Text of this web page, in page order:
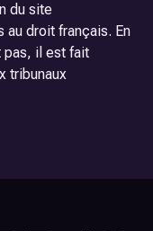
du site
droit français. En
pas, il est fait
tribunaux